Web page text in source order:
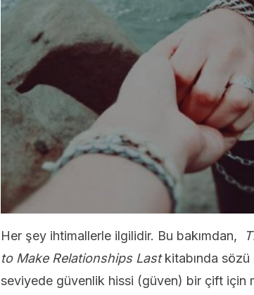
Her şey ihtimallerle ilgilidir. Bu bakımdan,
to Make Relationships Lastkitabında
seviyede güvenlik hissi (güven) bir çift için